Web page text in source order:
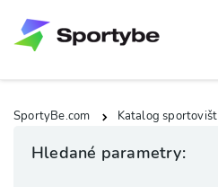
SportyBe.com Katalog sportovišt
Hledané parametry: